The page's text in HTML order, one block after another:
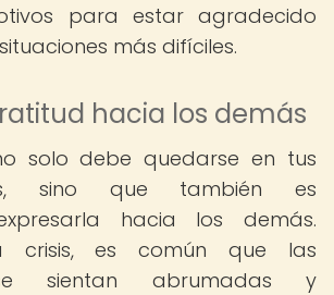
para estar agradecido
más difíciles.
hacia los demás
solo debe quedarse en tus
sino que también es
hacia los demás.
crisis, es común que las
sientan abrumadas y